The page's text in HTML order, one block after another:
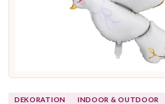
DEKORATION
INDOOR & OUTDOOR